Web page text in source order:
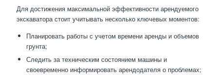
Для достижения максимальной эффективности арендуемого
экскаватора стоит учитывать несколько ключевых моментов:
Планировать работы с учетом времени аренды и объемов
грунта;
Следить за техническим состоянием машины и
своевременно информировать арендодателя о проблемах;